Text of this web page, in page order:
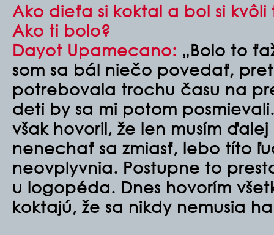
Ako dieťa si koktal a bol si
Ako ti bolo?
Dayot Upamecano: „Bolo to
som sa bál niečo povedať,
potrebovala trochu času na
deti by sa mi potom
však hovoril, že len musím
nenechať sa zmiasť, lebo títo
neovplyvnia. Postupne to
u logopéda. Dnes hovorím
koktajú, že sa nikdy nemusia